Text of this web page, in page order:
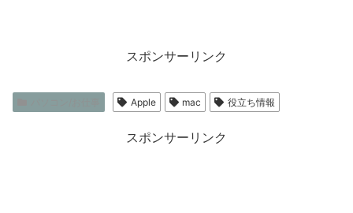
スポンサーリンク
Apple mac 役立ち情報
スポンサーリンク